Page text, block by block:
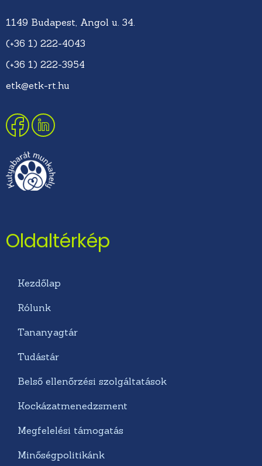
1149 Budapest, Angol u. 34.
(+36 1) 222-4043
(+36 1) 222-3954
etk@etk-rt.hu
Oldaltérkép
Kezdőlap
Rólunk
Tananyagtár
Tudástár
Belső ellenőrzési szolgáltatások
Kockázatmenedzsment
Megfelelési támogatás
Minőségpolitikánk